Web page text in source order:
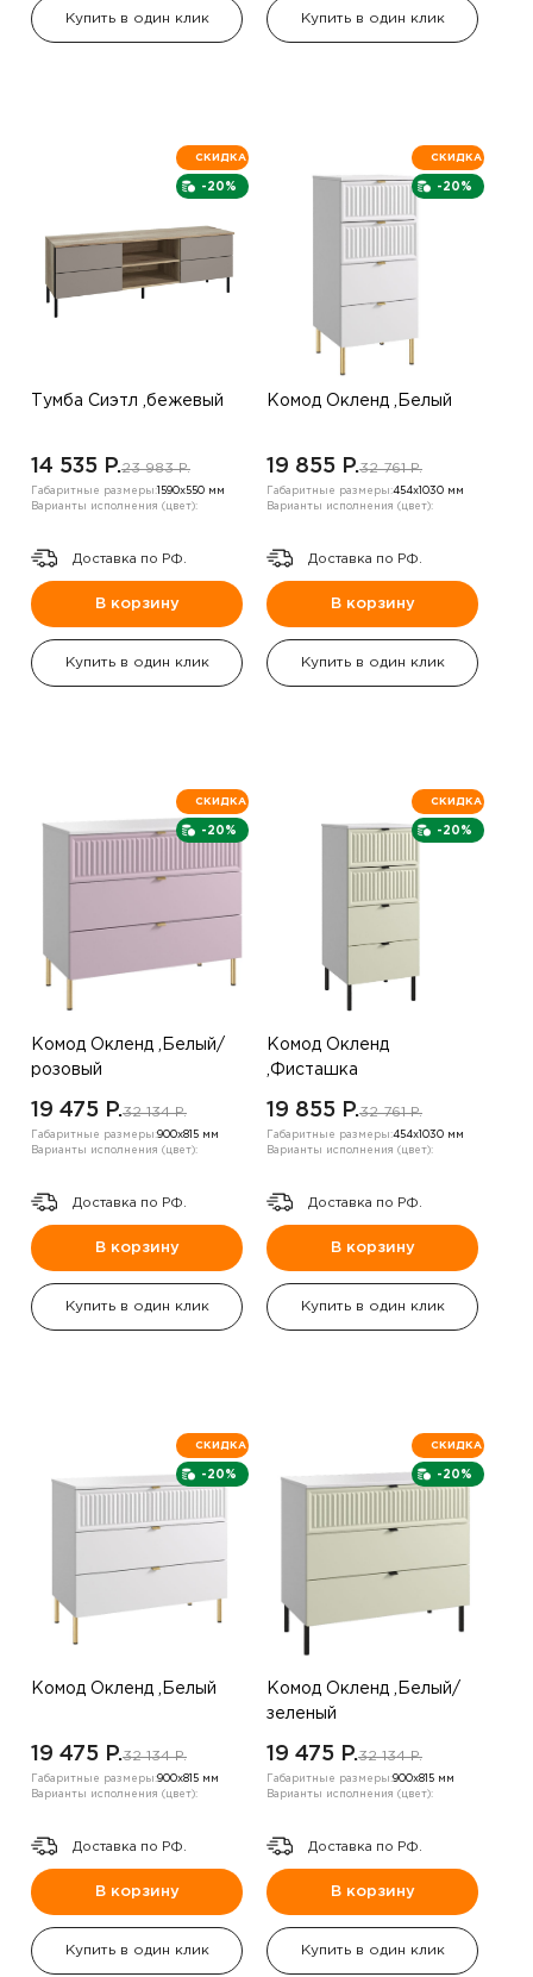
Купить в один клик Купить в один клик
-20%
СКИДКА
Тумба Сиэтл ,бежевый
14 535 P.23 983 P.
Габаритные размеры: 1590х550 мм
Варианты исполнения (цвет):
Доставка по РФ.
В корзину
Купить в один клик
-20%
СКИДКА
Комод Окленд ,Белый
19 855 P.32 761 P.
Габаритные размеры:454х1030 мм
Варианты исполнения (цвет):
Доставка по РФ.
В корзину
Купить в один клик
-20%
СКИДКА
Комод Окленд ,Белый/
розовый
19 475 P.32 134 P.
Габаритные размеры:900х815 мм
Варианты исполнения (цвет):
Доставка по РФ.
В корзину
Купить в один клик
-20%
СКИДКА
Комод Окленд
,Фисташка
19 855 P.32 761 P.
Габаритные размеры:454х1030 мм
Варианты исполнения (цвет):
Доставка по РФ.
В корзину
Купить в один клик
-20%
СКИДКА
Комод Окленд ,Белый
19 475 P.32 134 P.
Габаритные размеры:900х815 мм
Варианты исполнения (цвет):
Доставка по РФ.
В корзину
Купить в один клик
-20%
СКИДКА
Комод Окленд ,Белый/
зеленый
19 475 P.32 134 P.
Габаритные размеры:900х815 мм
Варианты исполнения (цвет):
Доставка по РФ.
В корзину
Купить в один клик